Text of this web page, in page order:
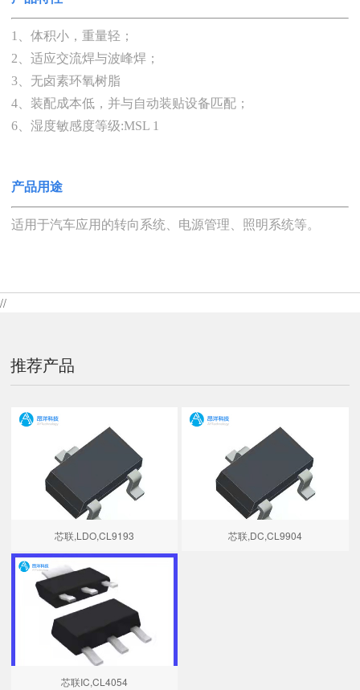
1、体积小，重量轻；
2、适应交流焊与波峰焊；
3、无卤素环氧树脂
4、装配成本低，并与自动装贴设备匹配；
6、湿度敏感度等级:MSL 1
产品用途
适用于汽车应用的转向系统、电源管理、照明系统等。
//
推荐产品
芯联,LDO,CL9193 芯联,DC,CL9904
芯联IC,CL4054